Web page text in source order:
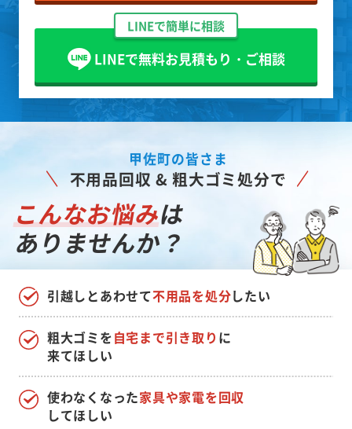
LINEで簡単に相談
LINEで無料お見積もり・ご相談
甲佐町の皆さま
不用品回収 & 粗大ゴミ処分で
こんなお悩みは
ありませんか？
引越しとあわせて不用品を処分したい
使わなくなった家具や家電を回収
してほしい
粗大ゴミを自宅まで引き取り に
来てほしい